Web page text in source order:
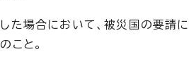
場合において、被災国の要請
こと。